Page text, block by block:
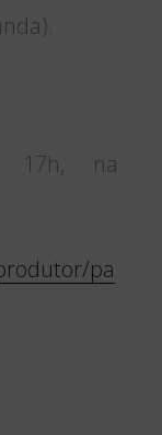
17h, na
pa